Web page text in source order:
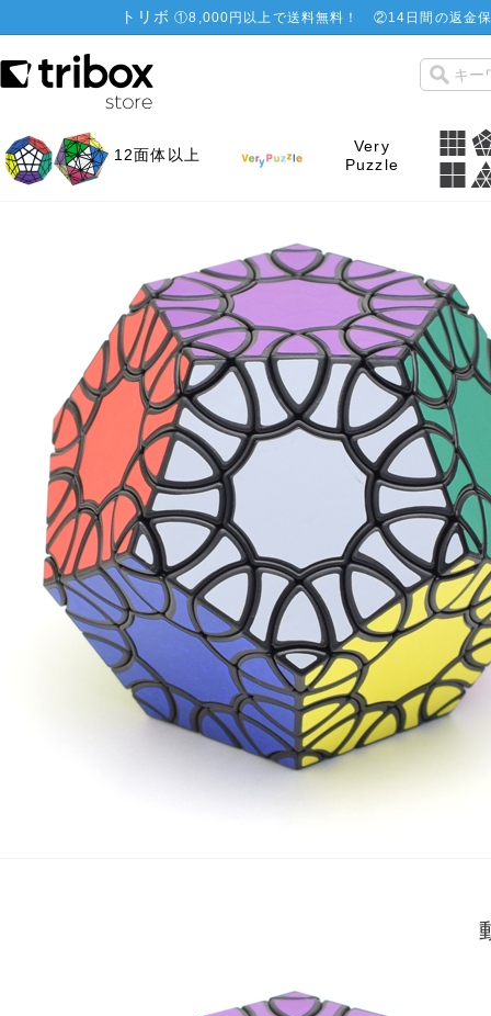
トリボ ①8,000円以上で送料無料！ ②14日間の返金
12面体以上
Very
Puzzle